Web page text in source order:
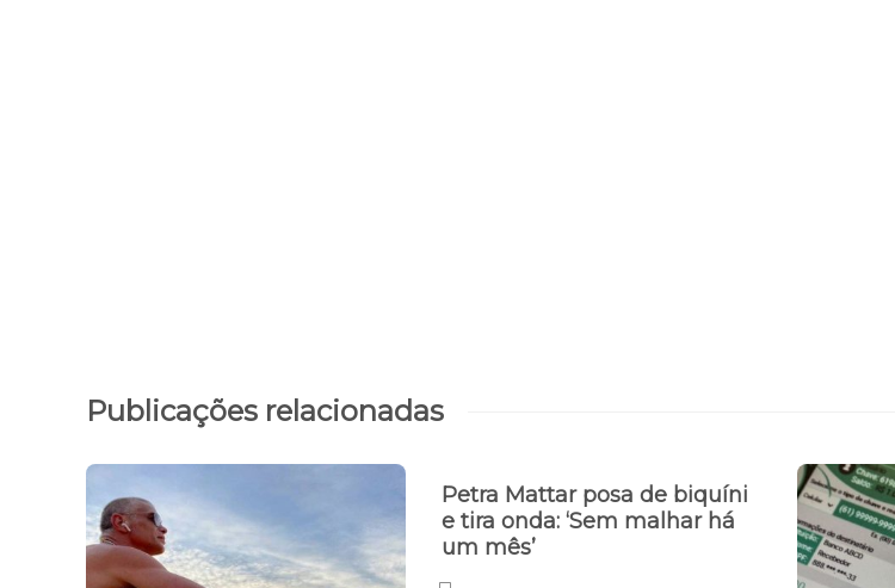
Publicações relacionadas
Petra Mattar posa de biquíni
e tira onda: ‘Sem malhar há
um mês’